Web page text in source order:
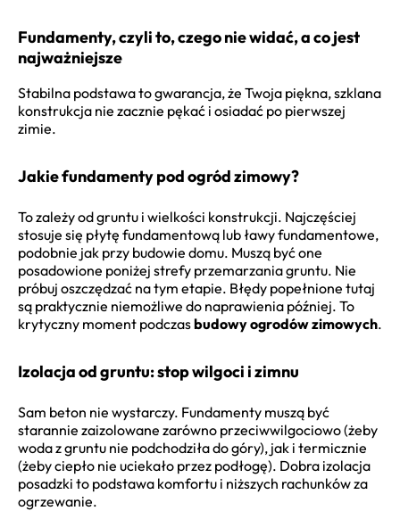
Fundamenty, czyli to, czego nie widać, a co jest
najważniejsze
Stabilna podstawa to gwarancja, że Twoja piękna, szklana
konstrukcja nie zacznie pękać i osiadać po pierwszej
zimie.
Jakie fundamenty pod ogród zimowy?
To zależy od gruntu i wielkości konstrukcji. Najczęściej
stosuje się płytę fundamentową lub ławy fundamentowe,
podobnie jak przy budowie domu. Muszą być one
posadowione poniżej strefy przemarzania gruntu. Nie
próbuj oszczędzać na tym etapie. Błędy popełnione tutaj
są praktycznie niemożliwe do naprawienia później. To
krytyczny moment podczasbudowy ogrodów zimowych.
Izolacja od gruntu: stop wilgoci i zimnu
Sam beton nie wystarczy. Fundamenty muszą być
starannie zaizolowane zarówno przeciwwilgociowo (żeby
woda z gruntu nie podchodziła do góry), jak i termicznie
(żeby ciepło nie uciekało przez podłogę). Dobra izolacja
posadzki to podstawa komfortu i niższych rachunków za
ogrzewanie.